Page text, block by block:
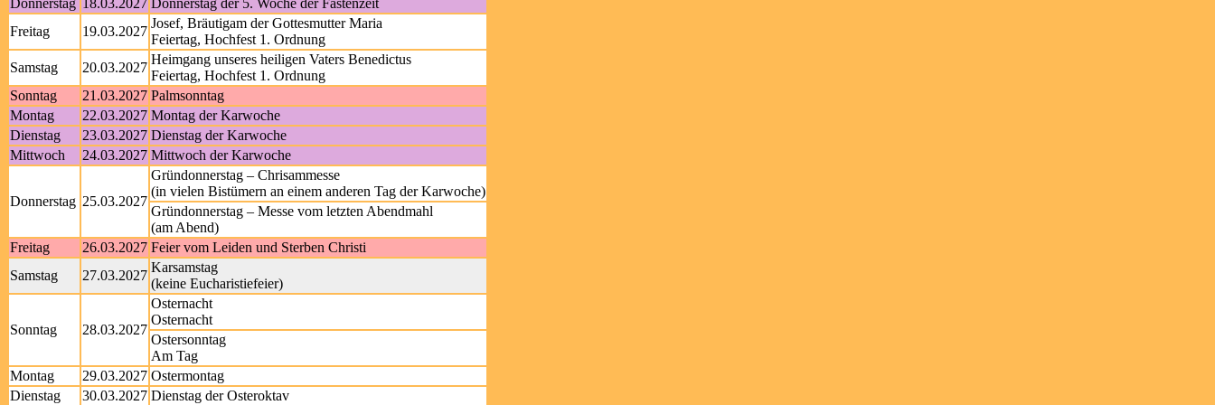
Donnerstag 18.03.2027 Donnerstag der 5. Woche der Fastenzeit
Freitag
19.03.2027
Josef, Bräutigam der Gottesmutter Maria
Feiertag, Hochfest 1. Ordnung
Samstag
20.03.2027
Heimgang unseres heiligen Vaters Benedictus
Feiertag, Hochfest 1. Ordnung
Sonntag
21.03.2027 Palmsonntag
Montag
22.03.2027 Montag der Karwoche
Dienstag
23.03.2027 Dienstag der Karwoche
Mittwoch
24.03.2027 Mittwoch der Karwoche
Donnerstag 25.03.2027
Gründonnerstag – Chrisammesse
(in vielen Bistümern an einem anderen Tag der Karwoche)
Gründonnerstag – Messe vom letzten Abendmahl
(am Abend)
Freitag
26.03.2027 Feier vom Leiden und Sterben Christi
Samstag
27.03.2027
Karsamstag
(keine Eucharistiefeier)
Sonntag 28.03.2027
Osternacht
Osternacht
Ostersonntag
Am Tag
Montag
29.03.2027 Ostermontag
Dienstag
30.03.2027 Dienstag der Osteroktav